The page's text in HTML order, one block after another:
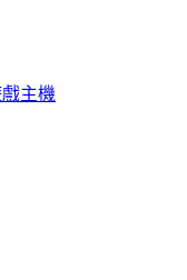
戲主機